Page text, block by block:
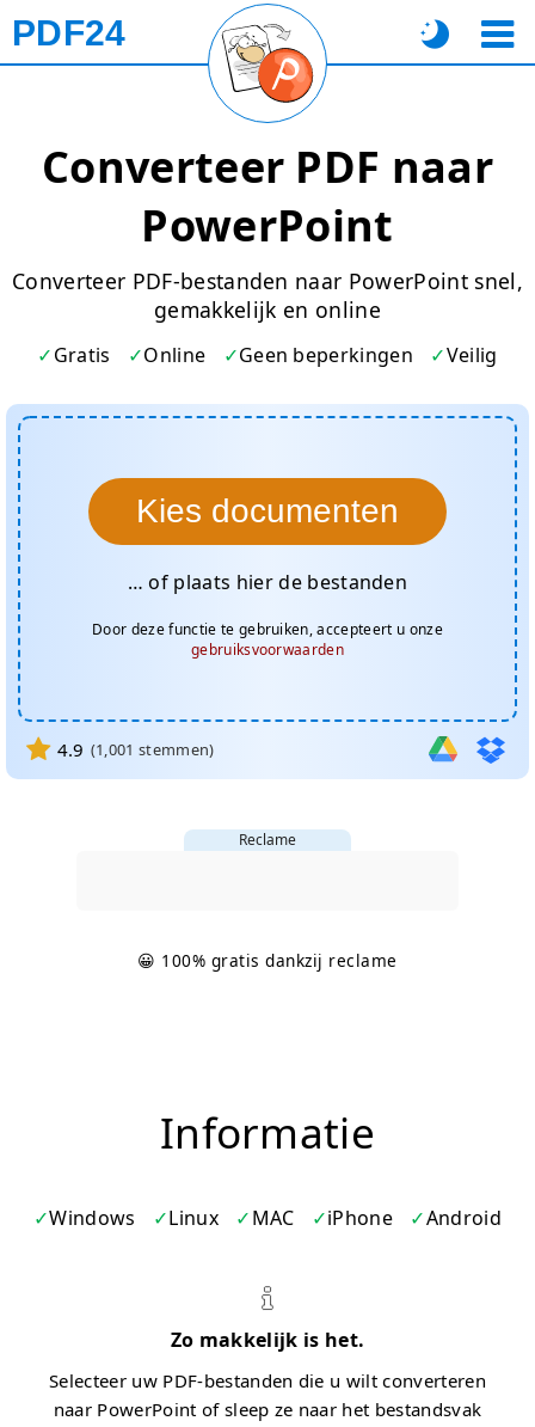
PDF24
Converteer PDF naar
PowerPoint
Converteer PDF-bestanden naar PowerPoint snel,
gemakkelijk en online
Gratis Online Geen beperkingen Veilig
Kies documenten
… of plaats hier de bestanden
Door deze functie te gebruiken, accepteert u onze
gebruiksvoorwaarden
4.9 (1,001 stemmen)
Reclame
😀 100% gratis dankzij reclame
Informatie
Windows Linux MAC iPhone Android
Zo makkelijk is het.
Selecteer uw PDF-bestanden die u wilt converteren
naar PowerPoint of sleep ze naar het bestandsvak